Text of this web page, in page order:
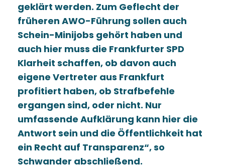
geklärt werden. Zum Geflecht der
früheren AWO-Führung sollen auch
Schein-Minijobs gehört haben und
auch hier muss die Frankfurter SPD
Klarheit schaffen, ob davon auch
eigene Vertreter aus Frankfurt
profitiert haben, ob Strafbefehle
ergangen sind, oder nicht. Nur
umfassende Aufklärung kann hier die
Antwort sein und die Öffentlichkeit hat
ein Recht auf Transparenz“, so
Schwander abschließend.